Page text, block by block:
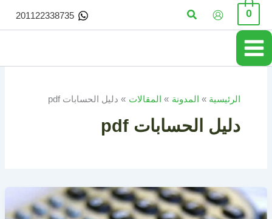
تخطي
المحتوى
0 البحث 201122338735
الرئيسية المدونة المقالات دليل الحسابات pdf
دليل الحسابات pdf